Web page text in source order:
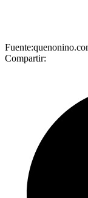
Compartir: